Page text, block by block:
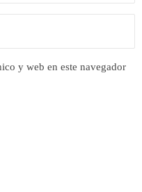
y web en este navegador